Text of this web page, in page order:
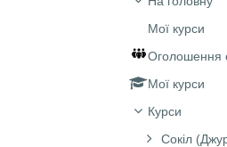
Мої курси
Оголошення
Мої курси
Курси
Сокіл